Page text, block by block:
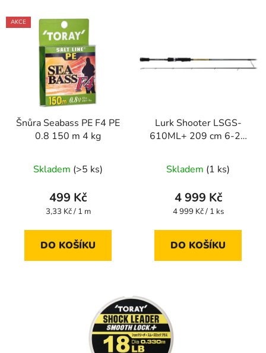
AKCE
Šnůra Seabass PE F4 PE
0.8 150 m 4 kg
Skladem (>5 ks)
499 Kč
Měrná
3,33 Kč / 1 m
DO KOŠÍKU
Lurk Shooter LSGS-
610ML+ 209 cm 6-20
Skladem (1 ks)
4 999 Kč
Měrná
4 999 Kč / 1 ks
DO KOŠÍKU